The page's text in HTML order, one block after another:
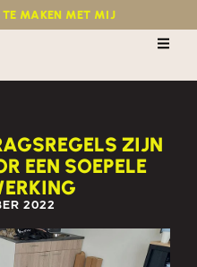
TE MAKEN MET MIJ
ZIJN
EEN SOEPELE
2022